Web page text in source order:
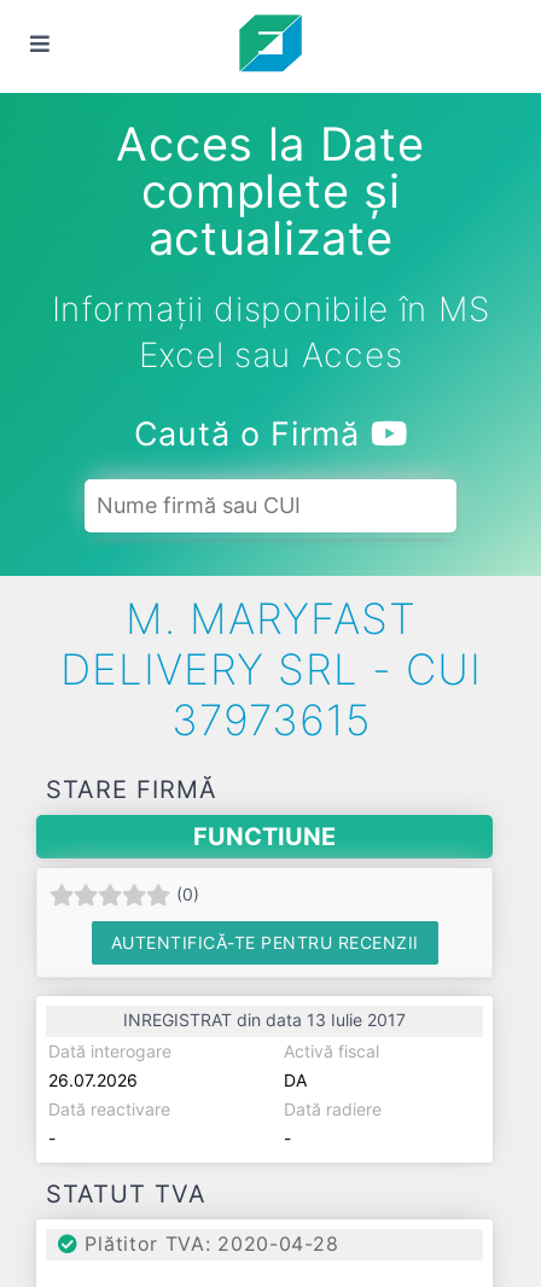
Acces la Date
complete și
actualizate
Informații disponibile în MS
Excel sau Acces
Caută o Firmă
M. MARYFAST
DELIVERY SRL - CUI
37973615
STARE FIRMĂ
FUNCTIUNE
(0)
AUTENTIFICĂ-TE PENTRU RECENZII
INREGISTRAT din data 13 Iulie 2017
Dată interogare
26.07.2026
Activă fiscal
DA
Dată reactivare
-
Dată radiere
-
STATUT TVA
Plătitor TVA: 2020-04-28